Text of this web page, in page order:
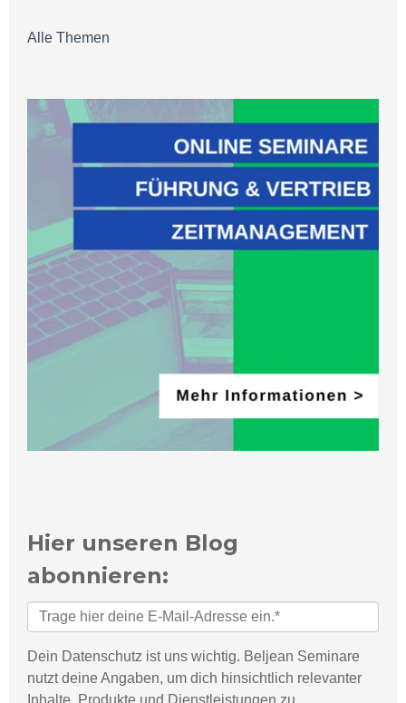
Alle Themen
Hier unseren Blog
abonnieren:
Dein Datenschutz ist uns wichtig. Beljean Seminare
nutzt deine Angaben, um dich hinsichtlich relevanter
Inhalte, Produkte und Dienstleistungen zu